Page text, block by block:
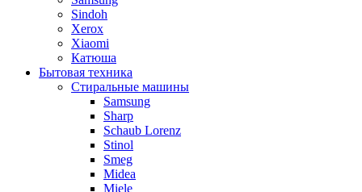
Sindoh
Xerox
Xiaomi
Катюша
Бытовая техника
Стиральные машины
Samsung
Sharp
Schaub Lorenz
Stinol
Smeg
Midea
Miele